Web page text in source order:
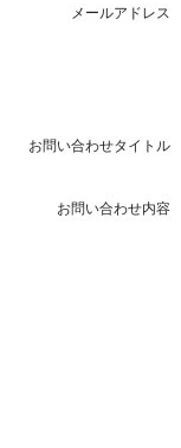
メールアドレス
お問い合わせタイトル
お問い合わせ内容